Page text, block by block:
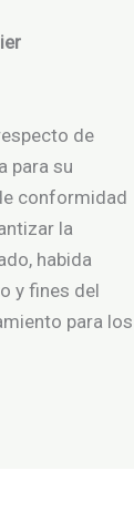
de
para su
conformidad
la
habida
y fines del
para los